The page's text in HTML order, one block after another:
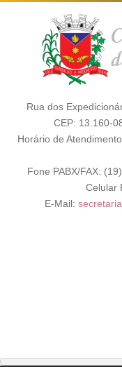
Rua dos
CEP: 13.160-
Horário de
Fone PABX/FAX:
Celular
E-Mail: